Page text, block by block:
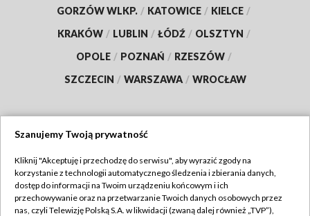
GORZÓW WLKP. / KATOWICE / KIELCE /
KRAKÓW / LUBLIN / ŁÓDŹ / OLSZTYN /
OPOLE / POZNAŃ / RZESZÓW /
SZCZECIN / WARSZAWA / WROCŁAW
TVP
Abonament TVP
Regulamin TVP
Szanujemy Twoją prywatność
Kliknij "Akceptuję i przechodzę do serwisu", aby wyrazić zgody na
korzystanie z technologii automatycznego śledzenia i zbierania danych,
dostęp do informacji na Twoim urządzeniu końcowym i ich
przechowywanie oraz na przetwarzanie Twoich danych osobowych przez
nas, czyli Telewizję Polską S.A. w likwidacji (zwaną dalej również „TVP”),